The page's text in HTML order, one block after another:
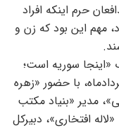
حرم اینکه افراد
مهم این بود که زن و
«اینجا سوریه است؛
زنان راوی جنگ»؛ روز گذشته، 23 مردادماه، با حضور «زهره
مدیر «بنیاد مکتب
افتخاری»، دبیرکل